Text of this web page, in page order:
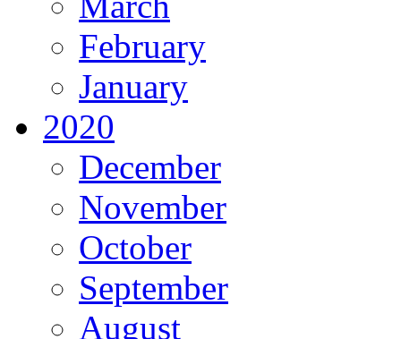
February
January
2020
December
November
October
September
August